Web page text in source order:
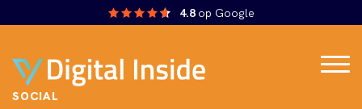
4.8 op Google
SOCIAL